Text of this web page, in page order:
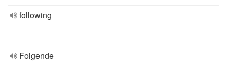
following
Folgende